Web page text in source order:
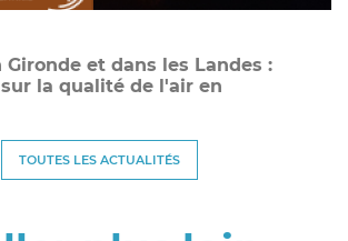
Gironde et dans les Landes :
la qualité de l'air en
TOUTES LES ACTUALITÉS